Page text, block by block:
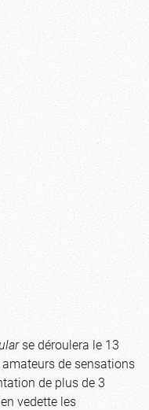
se déroulera le 13
de sensations
de plus de 3
vedette les